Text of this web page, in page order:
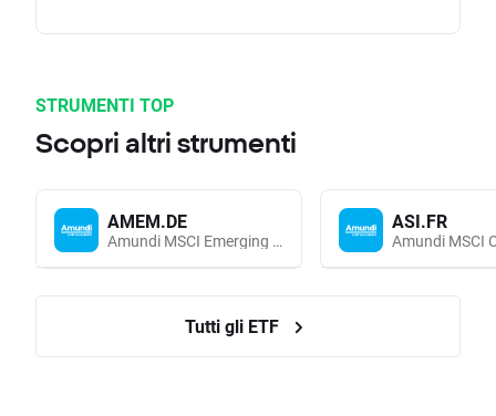
STRUMENTI TOP
Scopri altri strumenti
AMEM.DE
Amundi MSCI Emerging Markets UCITS (Acc EUR)
ASI.FR
Tutti gli ETF